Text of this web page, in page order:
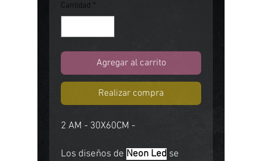
Cantidad *
Agregar al carrito
Realizar compra
2 AM - 30X60CM -
Los diseños de Neon Led se